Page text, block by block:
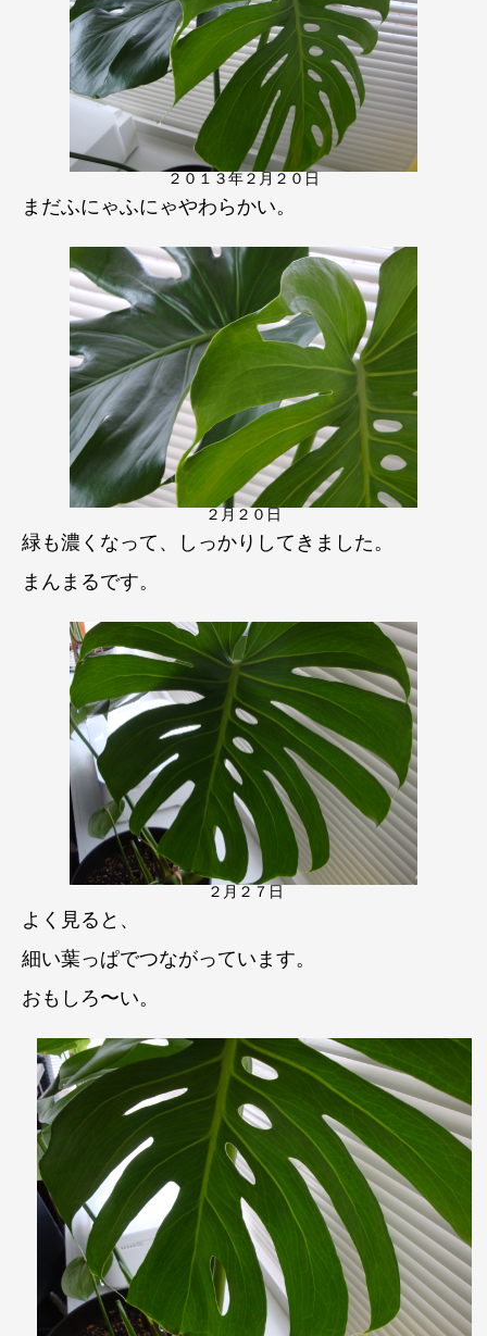
２０１３年２月２０日
まだふにゃふにゃやわらかい。
２月２０日
緑も濃くなって、
しっかりしてきました。
まん まるです。
２月２７日
よく見ると、
細い葉っぱでつながっています。
おもしろ〜い。